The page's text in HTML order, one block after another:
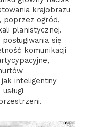
krajobrazu
poprzez ogród,
planistycznej.
się
komunikacji
inteligentny